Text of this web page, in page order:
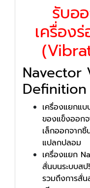
รับอ
เครื่อง
Navector
Definition
เครื่องแยกแ
ของแข็งออก
เล็กออกจาก
แปลกปลอม
เครื่องแยก
สั่นบนระบบสป
รวมถึงการสั่